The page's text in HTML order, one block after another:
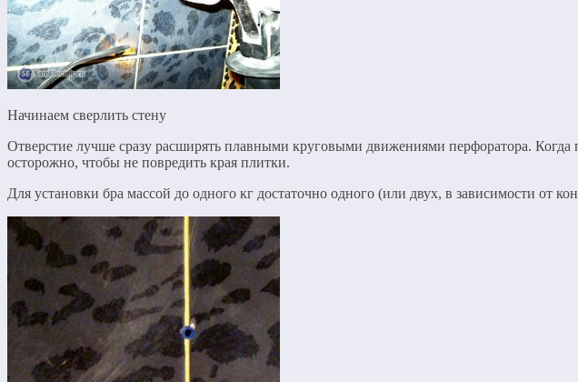
Начинаем сверлить стену
Отверстие лучше сразу расширять плавными круговыми движениями перфоратора.
осторожно, чтобы не повредить края плитки.
Для установки бра массой до одного кг достаточно одного (или двух, в зависимости от